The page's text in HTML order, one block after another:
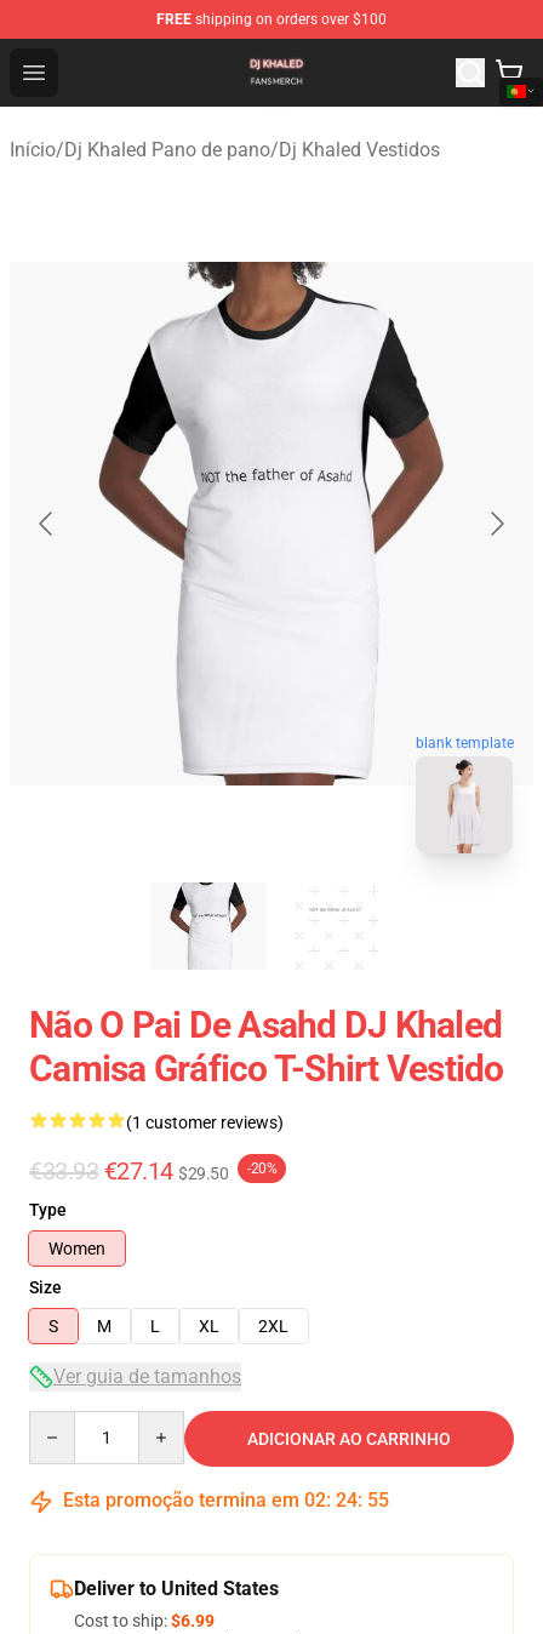
FREE shipping on orders over $100
Open menu
Dj Khaled Shop - Official Dj Khaled Merchandise Store
Início/Dj Khaled Pano de pano/Dj Khaled Vestidos
blank template
Não O Pai De Asahd DJ Khaled
Camisa Gráfico T-Shirt Vestido
(1 customer reviews)
€33.93 €27.14 $29.50 -20%
Type
Women
Size
S
M L XL 2XL
Ver guia de tamanhos
ADICIONAR AO CARRINHO
Esta promoção termina em 02: 24: 55
Deliver to United States
Cost to ship:$6.99